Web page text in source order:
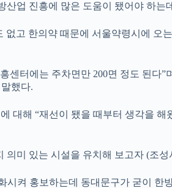
업 진흥에 많은 도움이 됐어야 하는
고 한의약 때문에 서울약령시에 오
터에는 주차면만 200면 정도 된다
했다.
대해 “재선이 됐을 때부터 생각을
미 있는 시설을 유치해 보고자 (조
켜 홍보하는데 동대문구가 굳이 한